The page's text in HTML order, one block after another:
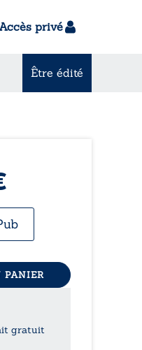
privé
Être édité
PANIER
gratuit